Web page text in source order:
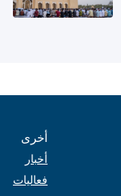
أخرى
أخبار
فعاليات